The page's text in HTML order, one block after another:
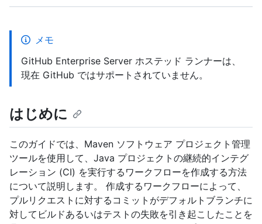
メモ
GitHub Enterprise Server ホステッド ランナーは、
現在 GitHub ではサポートされていません。
はじめに
このガイドでは、Maven ソフトウェア プロジェクト管理
ツールを使用して、Java プロジェクトの継続的インテグ
レーション (CI) を実行するワークフローを作成する方法
について説明します。 作成するワークフローによって、
プルリクエストに対するコミットがデフォルトブランチに
対してビルドあるいはテストの失敗を引き起こしたことを